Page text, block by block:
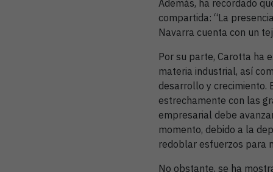
Además, ha recordado
compartida: “La
Navarra cuenta con un
Por su parte, Carotta ha
materia industrial, así
desarrollo y crecimiento.
estrechamente con las
empresarial debe
momento, debido a la
redoblar esfuerzos para
No obstante, se ha